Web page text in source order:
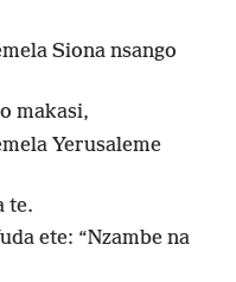
Siona nsango
makasi,
Yerusaleme
te.
ete: “Nzambe na